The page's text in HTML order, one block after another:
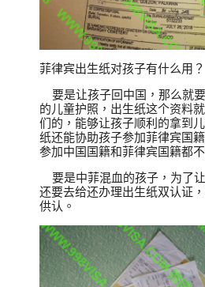
菲律宾出生纸对孩子有什么用？
要是让孩子回中国，那么就
的儿童护照，出生纸这个资料
们的，能够让孩子顺利的拿到
纸还能协助孩子参加菲律宾国
参加中国国籍和菲律宾国籍都
要是中菲混血的孩子，为了
还要去给还办理出生纸双认证
供认。